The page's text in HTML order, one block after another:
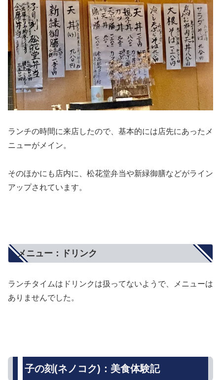
ランチの時間に来店したので、基本的には店先にあったメ
ニューがメイン。
そのほかにも店内に、松花堂弁当や新緑御膳などがライン
アップされています。
メニュー：ドリンク
ランチタイムはドリンクは扱ってないようで、メニューは
ありませんでした。
子の刻(ネノコク)：美食体験記